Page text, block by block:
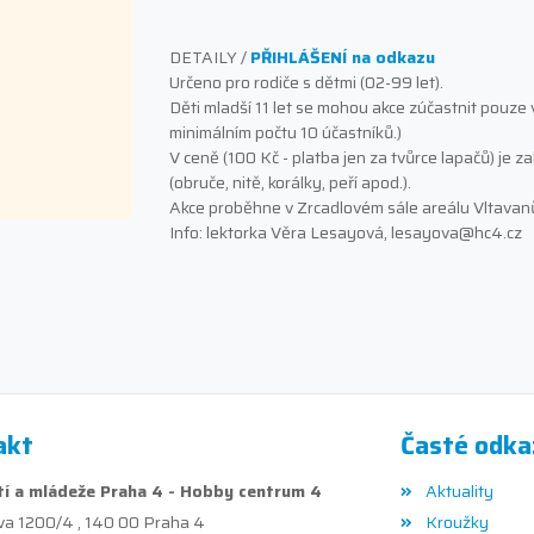
DETAILY /PŘIHLÁŠENÍ na odkazu
Určeno pro rodiče s dětmi (02-99 let).
Děti mladší 11 let se mohou akce zúčastnit
minimálním počtu 10 účastníků.)
V ceně (100 Kč - platba jen za tvůrce lapačů) je
(obruče, nitě, korálky, peří apod.).
Akce proběhne v Zrcadlovém sále areálu
Info: lektorka Věra Lesayová, lesayova@hc4.cz
a mládeže Praha 4 - Hobby centrum 4
1200/4 , 140 00 Praha 4
Časté
Aktuality
Kroužky